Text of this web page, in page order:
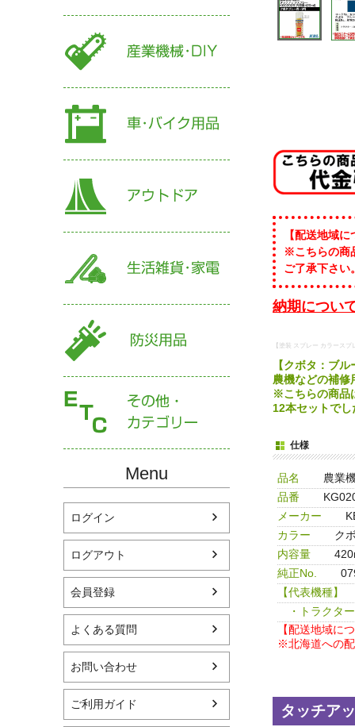
Menu
ログイン
ログアウト
会員登録
よくある質問
お問い合わせ
ご利用ガイド
【配送地域
※こちらの商
ご了承下さい
納期につい
【塗装 スプレー カラース
【クボタ：ブ
農機などの補修
※こちらの商品
12本セットで
仕様
品名
農業
品番
メーカー
カラー
ク
内容量
純正No.
【代表機種】
・トラクター
【配送地域に
※北海道への